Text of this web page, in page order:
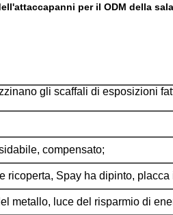
per il ODM della
gli scaffali di esposizioni
compensato;
ricoperta, Spay ha dipinto, placca
metallo, luce del risparmio di